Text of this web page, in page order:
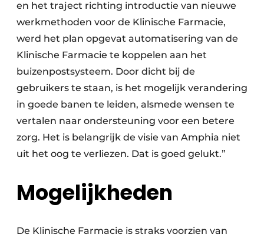
en het traject richting introductie van nieuwe
werkmethoden voor de Klinische Farmacie,
werd het plan opgevat automatisering van de
Klinische Farmacie te koppelen aan het
buizenpostsysteem. Door dicht bij de
gebruikers te staan, is het mogelijk verandering
in goede banen te leiden, alsmede wensen te
vertalen naar ondersteuning voor een betere
zorg. Het is belangrijk de visie van Amphia niet
uit het oog te verliezen. Dat is goed gelukt.”
Mogelijkheden
De Klinische Farmacie is straks voorzien van